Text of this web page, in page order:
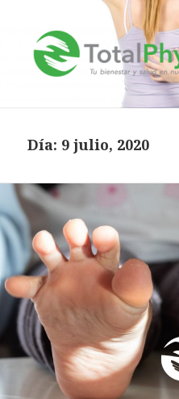
TotalPhysio
Día: 9 julio, 2020